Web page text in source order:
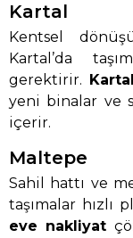
Kartal
Kentsel
Kartal’da
gerektirir.
yeni binalar ve
içerir.
Maltepe
Sahil hattı ve
taşımalar hızlı
eve nakliyat